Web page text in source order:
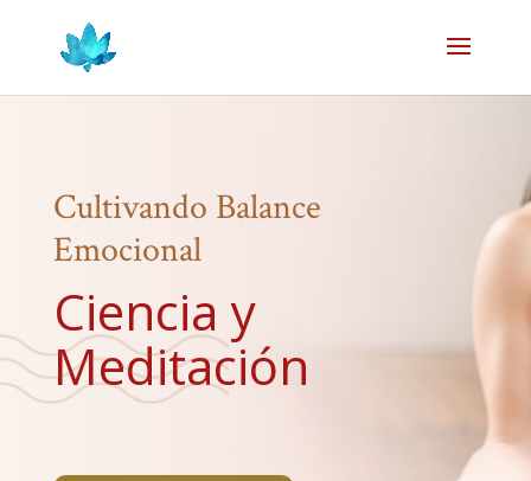
Cultivando Balance
Emocional
Ciencia y
Meditación